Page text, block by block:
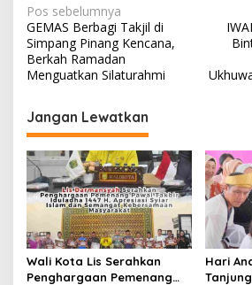
N
a
v
i
g
a
s
i
p
o
s
Pos sebelumnya
GEMAS Berbagi Takjil di
Simpang Pinang Kencana,
Berkah Ramadan
Menguatkan Silaturahmi
Jangan Lewatkan
Wali Kota Lis Serahkan
Penghargaan Pemenang
Hari